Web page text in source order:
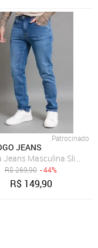
Clara Dialogo jeans
Patrocinado
JEANS
Jeans Masculina Slim Fit
R$269,90 - 44%
R$ 149,90